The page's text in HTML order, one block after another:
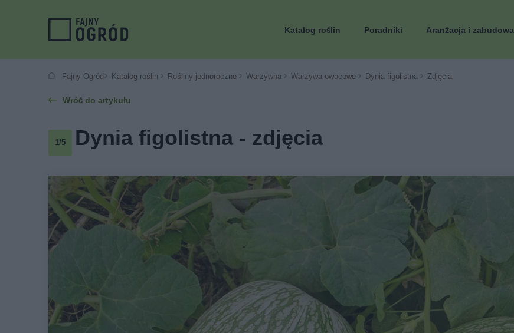
Katalog roślin Poradniki Aranżacja i zabudowa
Fajny Ogród Katalog roślin Rośliny jednoroczne Warzywna Warzywa owocowe Dynia figolistna Zdjęcia
Wróć do artykułu
1/5 Dynia figolistna - zdjęcia